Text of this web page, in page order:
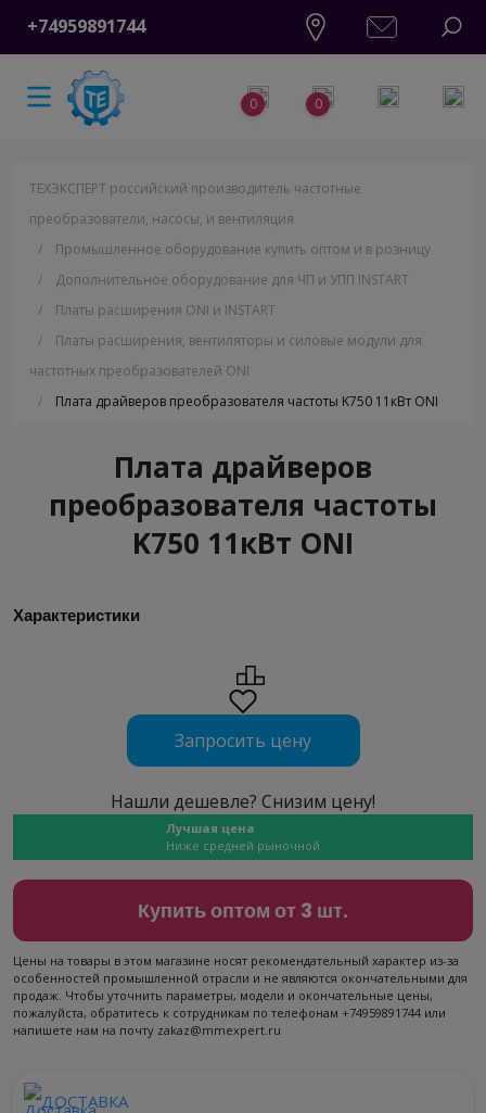
+74959891744
0 0
ТЕХЭКСПЕРТ российский производитель частотные
преобразователи, насосы, и вентиляция
/
Промышленное оборудование купить оптом и в розницу
/
Дополнительное оборудование для ЧП и УПП INSTART
/
Платы расширения ONI и INSTART
/
Платы расширения, вентиляторы и силовые модули для
частотных преобразователей ONI
/
Плата драйверов преобразователя частоты K750 11кВт ONI
Плата драйверов
преобразователя частоты
K750 11кВт ONI
Характеристики
Запросить цену
Нашли дешевле? Снизим цену!
Лучшая цена
Ниже средней рыночной
Купить оптом от 3 шт.
Цены на товары в этом магазине носят рекомендательный характер из-за
особенностей промышленной отрасли и не являются окончательными для
продаж. Чтобы уточнить параметры, модели и окончательные цены,
пожалуйста, обратитесь к сотрудникам по телефонам +74959891744 или
напишете нам на почту zakaz@mmexpert.ru
ДОСТАВКА